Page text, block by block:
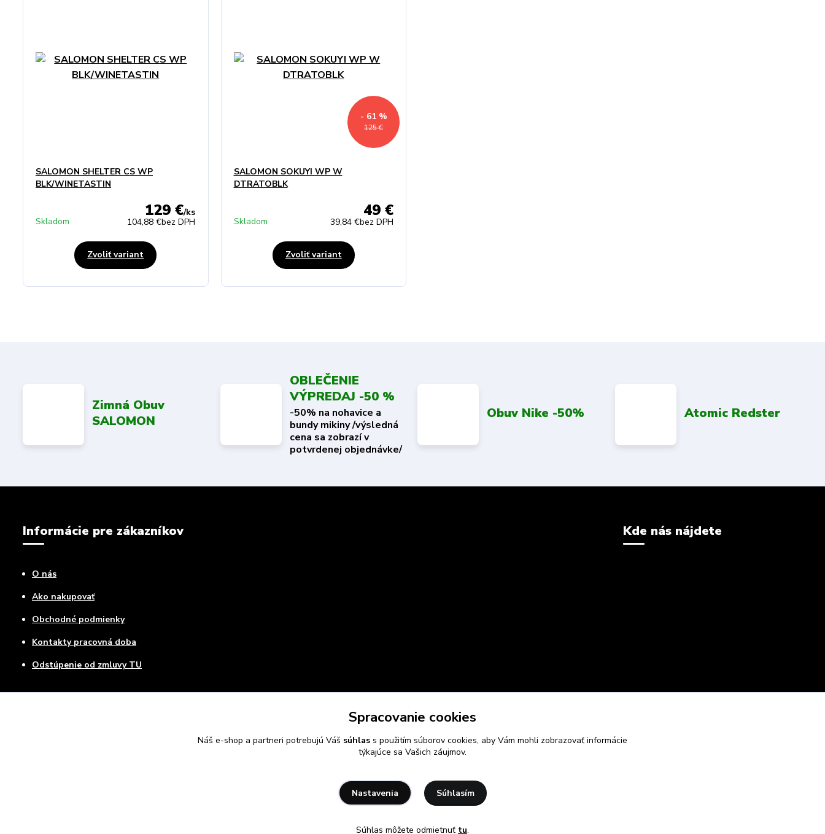
SALOMON SHELTER CS WP
BLK/WINETASTIN
129 €/ks
104,88 €bez DPH
Skladom
Zvoliť variant
125 €
- 61 %
SALOMON SOKUYI WP W
DTRATOBLK
49 €
39,84 €bez DPH
Skladom
Zvoliť variant
Zimná Obuv
SALOMON
OBLEČENIE
VÝPREDAJ -50 %
-50% na nohavice a
bundy mikiny /výsledná
cena sa zobrazí v
potvrdenej objednávke/
Obuv Nike -50% Atomic Redster
Informácie pre zákazníkov
O nás
Ako nakupovať
Obchodné podmienky
Kontakty pracovná doba
Odstúpenie od zmluvy TU
Kde nás nájdete
Spracovanie cookies
Náš e-shop a partneri potrebujú Váš súhlas s použitím súborov cookies, aby Vám mohli zobrazovať informácie
týkajúce sa Vašich záujmov.
Nastavenia Súhlasím
Súhlas môžete odmietnuť tu.